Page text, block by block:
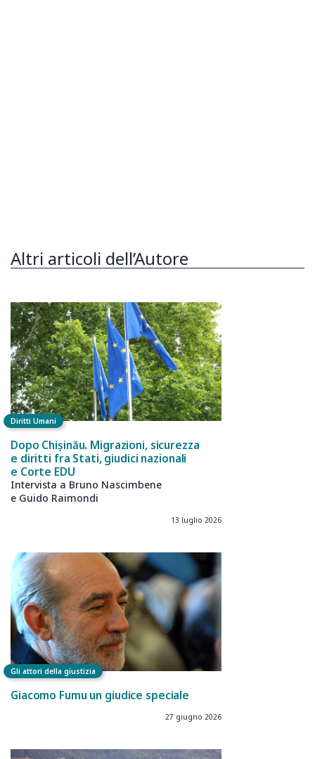
Altri articoli dell’Autore
Diritti Umani
Dopo Chișinău. Migrazioni, sicurezza
e diritti fra Stati, giudici nazionali
e Corte EDU
Intervista a Bruno Nascimbene
e Guido Raimondi
13 luglio 2026
Gli attori della giustizia
Giacomo Fumu un giudice speciale
27 giugno 2026